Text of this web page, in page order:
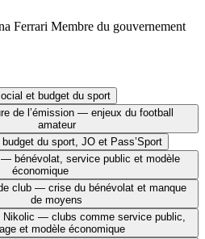
Ferrari Membre du gouvernement
et budget du sport
de l’émission — enjeux du football
amateur
du sport, JO et Pass’Sport
bénévolat, service public et modèle
économique
club — crise du bénévolat et manque
de moyens
Nikolic — clubs comme service public,
et modèle économique